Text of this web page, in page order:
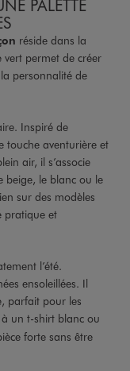
PALETTE
réside dans la
vert permet de créer
personnalité de
Inspiré de
touche aventurière et
air, il s’associe
beige, le blanc ou le
sur des modèles
pratique et
l’été.
ensoleillées. Il
parfait pour les
à un t-shirt blanc ou
forte sans être